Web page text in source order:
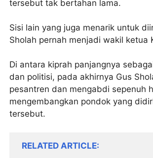
tersebut tak bertahan lama.
Sisi lain yang juga menarik untuk
Sholah pernah menjadi wakil ketua
Di antara kiprah panjangnya
dan politisi, pada akhirnya Gus
pesantren dan mengabdi sepenuh
mengembangkan pondok yang
tersebut.
RELATED ARTICLE